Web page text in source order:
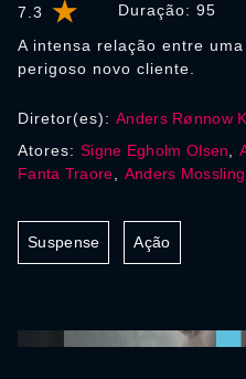
7.3 Duração: 95
A intensa relação entre
perigoso novo cliente.
Diretor(es): Anders Rønnow
Atores: Signe Egholm Olsen ,
Fanta Traore
Anders Mossling
Suspense Ação